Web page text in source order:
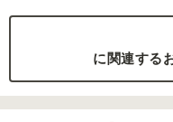
に関連する